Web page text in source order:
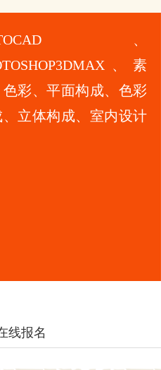
、
、素
色彩、平面构成、色彩
、立体构成、室内设计
线报名